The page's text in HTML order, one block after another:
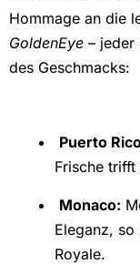
Hommage an die
GoldenEye – jeder
des Geschmacks:
Puerto
Frische
Monaco:
Eleganz,
Royale.